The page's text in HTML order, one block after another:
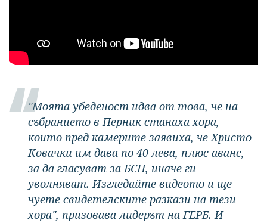
"Моята убеденост идва от това, че на
събранието в Перник станаха хора,
които пред камерите заявиха, че Христо
Ковачки им дава по 40 лева, плюс аванс,
за да гласуват за БСП, иначе ги
уволняват. Изгледайте видеото и ще
чуете свидетелските разкази на тези
хора", призовава лидерът на ГЕРБ. И